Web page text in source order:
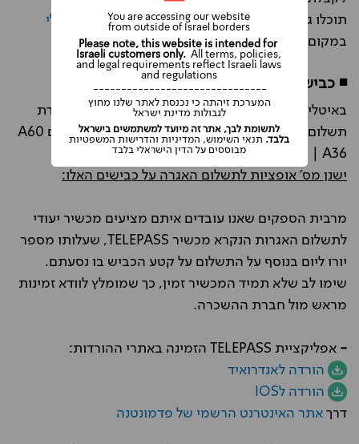
תוכלו גם להוריד
אפליקציה המאפשרת תשלום דיגיטלי
במקום מדבקה פיזית.
◾ כבישי אגרה מיוחדים:
באיטליה ישנם שלושה כבישי אגרה שאינם כוללים עמדת
תשלום בכניסה בשם - Pedemontana שממוספרים A60
| A59 | A36.
ישנן מס' אופציות לתשלום האגרה על כבישים האלו:
מרבית הספקים שאנו עובדים איתם מציעים מכשיר יעודי
לתשלום האגרות הנקרא מכשיר TELEPASS, שעלותו מספר
יורו ליום בנוסף על התשלום על קטע הכביש בו נסעתם.
שימו לב שלא תמיד המכשיר זמין, כך שמומלץ לוודא זמינות
מראש מול חברת ההשכרה.
- אפליקציית TELEPASS הזמינה באתרי ההורדות:
הורדה לאנדרואיד
הורדה לIOS
דרך אתר האינטרנט הרשמי של פדמונטנה
Please note, this website is intended for
Israeli customers only.All terms, policies,
and legal requirements reflect Israeli laws
and regulations
-------------------------------
המערכת זיהתה כי נכנסת לאתר שלנו מחוץ
לגבולות מדינת ישראל
You are accessing our website
from outside of Israel borders
לתשומת לבך, אתר זה מיועד למשתמשים בישראל
בלבד. תנאי השימוש, המדיניות והדרישות המשפטיות
מבוססים על הדין הישראלי בלבד